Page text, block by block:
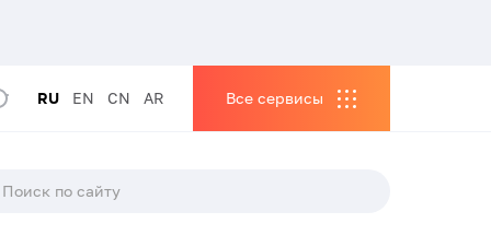
RU EN CN AR Все сервисы